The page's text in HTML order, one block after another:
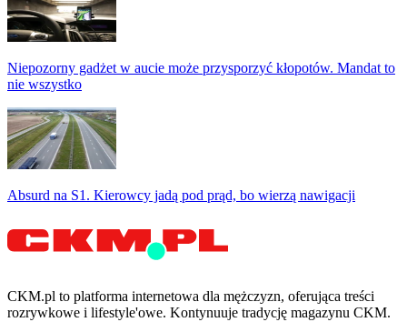
Niepozorny gadżet w aucie może przysporzyć kłopotów. Mandat to
nie wszystko
Absurd na S1. Kierowcy jadą pod prąd, bo wierzą nawigacji
CKM.pl to platforma internetowa dla mężczyzn, oferująca treści
rozrywkowe i lifestyle'owe. Kontynuuje tradycję magazynu CKM.